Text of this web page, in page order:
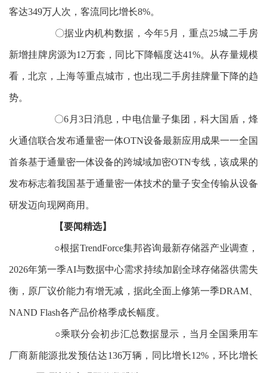
客达349万人次，客流同比增长8%。
〇据业内机构数据，今年5月，重点25城二手房
新增挂牌房源为12万套，同比下降幅度达41%。从存量规模
看，北京，上海等重点城市，也出现二手房挂牌量下降的趋
势。
〇6月3日消息，中电信量子集团，科大国盾，烽
火通信联合发布通量密一体OTN设备最新应用成果一一全国
首条基于通量密一体设备的跨城域加密OTN专线，该成果的
发布标志着我国基于通量密一体技术的量子安全传输从设备
研发迈向现网商用。
【要闻精选】
○根据TrendForce集邦咨询最新存储器产业调查，
2026年第一季AI与数据中心需求持续加剧全球存储器供需失
衡，原厂议价能力有增无减，据此全面上修第一季DRAM、
NAND Flash各产品价格季成长幅度。
○乘联分会初步汇总数据显示，当月全国乘用车
厂商新能源批发预估达136万辆，同比增长12%，环比增长